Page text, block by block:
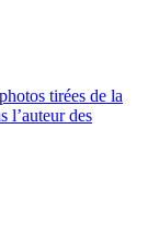
tirées de la
l’auteur des